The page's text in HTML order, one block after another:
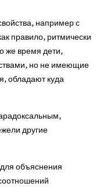
например с
правило, ритмически
же время дети,
но не имеющие
обладают куда
другие
объяснения